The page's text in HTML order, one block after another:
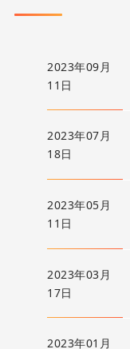
2023年09月
11日
2023年07月
18日
2023年05月
11日
2023年03月
17日
2023年01月